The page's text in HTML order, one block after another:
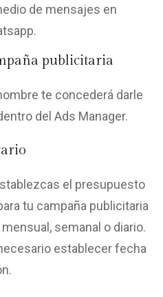
de mensajes en
publicitaria
te concederá darle
del Ads Manager.
el presupuesto
tu campaña publicitaria
semanal o diario.
establecer fecha